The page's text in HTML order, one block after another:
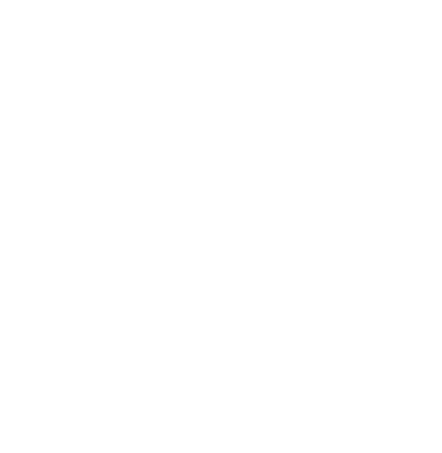
上虐心旅途。米良火速回国
。通过剧中主人公在成长的道路上，经历复杂的人物关系和情感
江淮被掳走配“阴婚”。他与女探长穆英搭档，侦破阎王娶亲、五鬼
吴老狗（曾舜晞 饰）强强联手，携手霍仙姑（陈瑶 饰）与九门诸